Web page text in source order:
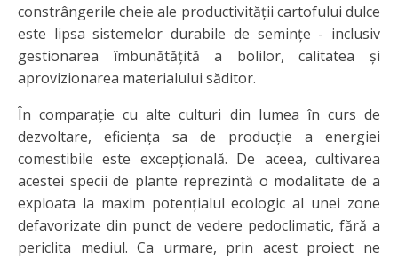
constrângerile cheie ale productivității cartofului dulce
este lipsa sistemelor durabile de semințe - inclusiv
gestionarea îmbunătățită a bolilor, calitatea și
aprovizionarea materialului săditor.
În comparație cu alte culturi din lumea în curs de
dezvoltare, eficiența sa de producție a energiei
comestibile este excepțională. De aceea, cultivarea
acestei specii de plante reprezintă o modalitate de a
exploata la maxim potențialul ecologic al unei zone
defavorizate din punct de vedere pedoclimatic, fără a
periclita mediul. Ca urmare, prin acest proiect ne